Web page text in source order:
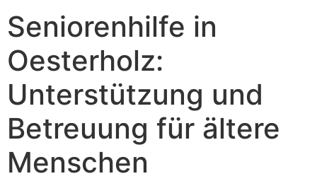
Seniorenhilfe in
Oesterholz:
Unterstützung und
Betreuung für ältere
Menschen